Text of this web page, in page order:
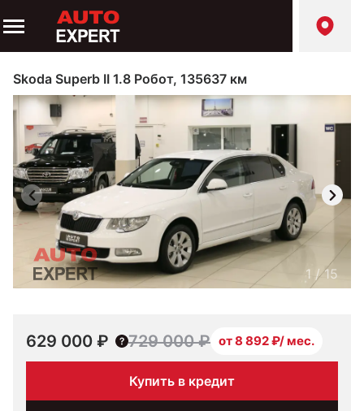
Skoda Superb II 1.8 Робот, 135637 км
1 /15
629 000 ₽ 729 000 ₽ от 8 892 ₽/ мес.
Купить в кредит